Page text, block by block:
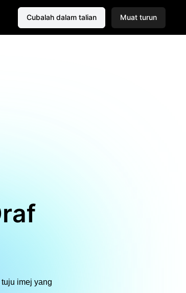
Cubalah dalam talian Muat turun
imej yang